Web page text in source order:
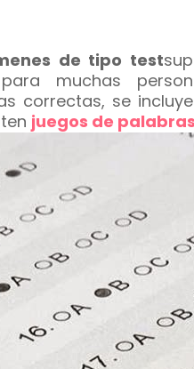
de tipo test
muchas
correctas, se
juegos de palabras